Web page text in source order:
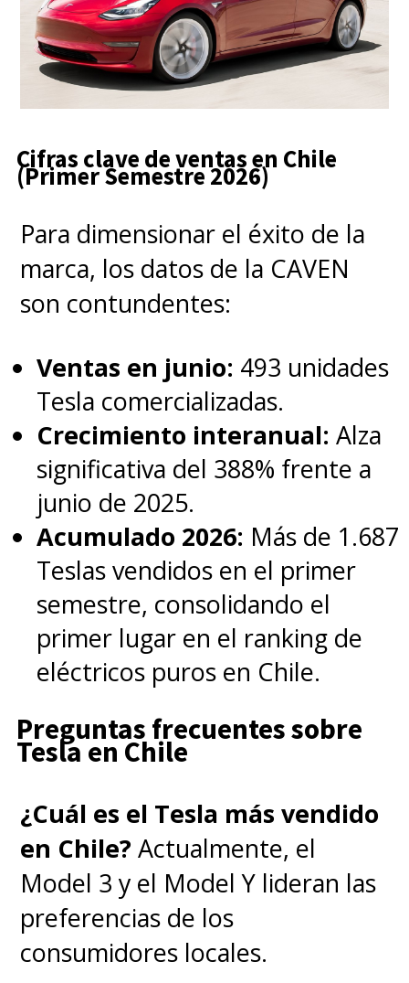
Cifras clave de ventas en Chile
(Primer Semestre 2026)
Para dimensionar el éxito de la
marca, los datos de la CAVEN
son contundentes:
Ventas en junio: 493 unidades
Tesla comercializadas.
Crecimiento interanual: Alza
significativa del 388% frente a
junio de 2025.
Acumulado 2026: Más de 1.687
Teslas vendidos en el primer
semestre, consolidando el
primer lugar en el ranking de
eléctricos puros en Chile.
Preguntas frecuentes sobre
Tesla en Chile
¿Cuál es el Tesla más vendido
en Chile? Actualmente, el
Model 3 y el Model Y lideran las
preferencias de los
consumidores locales.